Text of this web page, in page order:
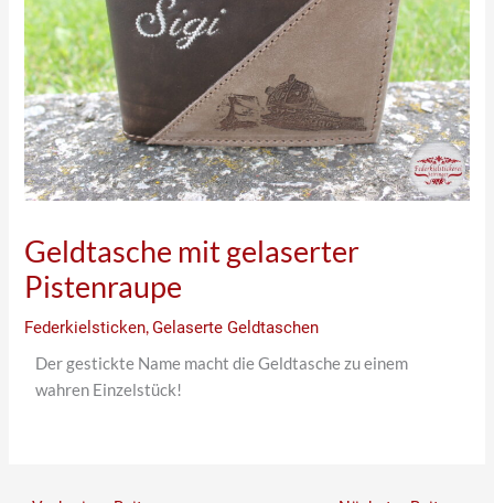
Geldtasche mit gelaserter
Pistenraupe
Federkielsticken,Gelaserte Geldtaschen
Der gestickte Name macht die Geldtasche zu einem
wahren Einzelstück!